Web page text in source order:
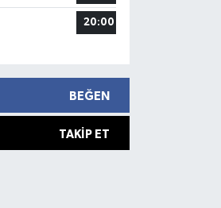
20:00
BEĞEN
TAKIP ET